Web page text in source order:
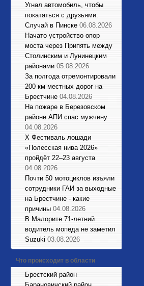
Угнал автомобиль, чтобы
покататься с друзьями.
Случай в Пинске 06.08.2026
Начато устройство опор
моста через Припять между
Столинским и Лунинецким
районами 05.08.2026
За полгода отремонтировали
200 км местных дорог на
Брестчине 04.08.2026
На пожаре в Березовском
районе АПИ спас мужчину
04.08.2026
X Фестиваль лошади
«Полесская нива 2026»
пройдёт 22–23 августа
04.08.2026
Почти 50 мотоциклов изъяли
сотрудники ГАИ за выходные
на Брестчине - какие
причины 04.08.2026
В Малорите 71-летний
водитель мопеда не заметил
Suzuki 03.08.2026
Что происходит в области
Брестский район